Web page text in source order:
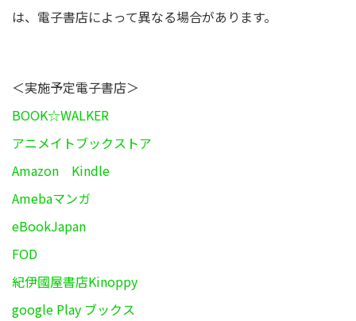
は、電子書店によって異なる場合があります。
＜実施予定電子書店＞
BOOK☆WALKER
アニメイトブックストア
Amazon Kindle
Amebaマンガ
eBookJapan
FOD
紀伊國屋書店Kinoppy
google Play ブックス